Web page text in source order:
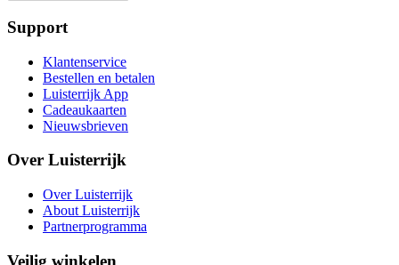
Support
Klantenservice
Bestellen en betalen
Luisterrijk App
Cadeaukaarten
Nieuwsbrieven
Over Luisterrijk
Over Luisterrijk
About Luisterrijk
Partnerprogramma
Veilig winkelen